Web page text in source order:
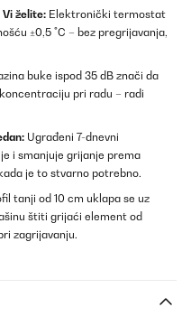
želite: Elektronički termostat
±0,5 °C – bez pregrijavanja,
buke ispod 35 dB znači da
pri radu – radi
Ugrađeni 7-dnevni
i smanjuje grijanje prema
je to stvarno potrebno.
tanji od 10 cm uklapa se uz
štiti grijaći element od
zagrijavanju.